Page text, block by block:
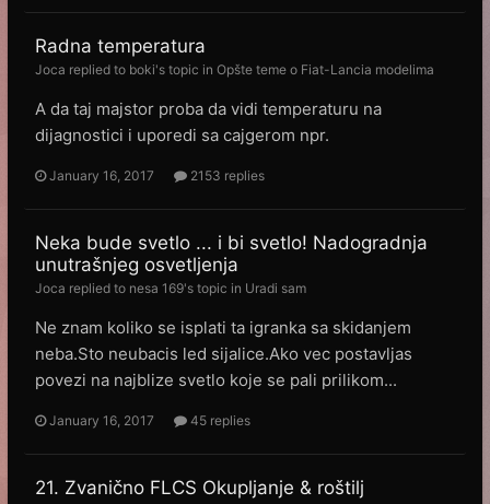
Radna temperatura
Joca replied to boki's topic in Opšte teme o Fiat-Lancia modelima
A da taj majstor proba da vidi temperaturu na
dijagnostici i uporedi sa cajgerom npr.
January 16, 2017 2153 replies
Neka bude svetlo ... i bi svetlo! Nadogradnja
unutrašnjeg osvetljenja
Joca replied to nesa 169's topic in Uradi sam
Ne znam koliko se isplati ta igranka sa skidanjem
neba.Sto neubacis led sijalice.Ako vec postavljas
povezi na najblize svetlo koje se pali prilikom...
January 16, 2017 45 replies
21. Zvanično FLCS Okupljanje & roštilj